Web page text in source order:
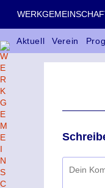
Aktuell Verein